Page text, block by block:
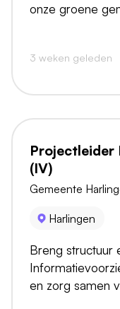
onze groene
3 weken geleden
Projectleider
(IV)
Gemeente
Harlingen
Breng structuur
en zorg samen